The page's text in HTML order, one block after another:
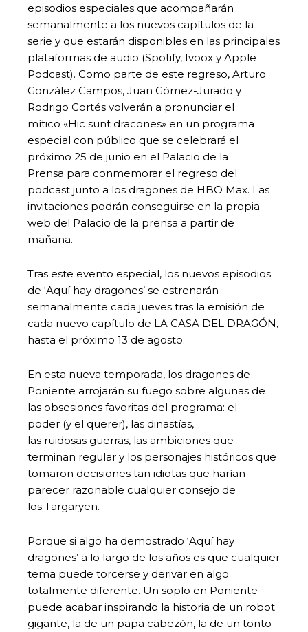
episodios especiales que acompañarán
semanalmente a los nuevos capítulos de la
serie y que estarán disponibles en las principales
plataformas de audio (Spotify, Ivoox y Apple
Podcast). Como parte de este regreso, Arturo
González Campos, Juan Gómez-Jurado y
Rodrigo Cortés volverán a pronunciar el
mítico «Hic sunt dracones» en un programa
especial con público que se celebrará el
próximo 25 de junio en el Palacio de la
Prensa para conmemorar el regreso del
podcast junto a los dragones de HBO Max. Las
invitaciones podrán conseguirse en la propia
web del Palacio de la prensa a partir de
mañana.
Tras este evento especial, los nuevos episodios
de ‘Aquí hay dragones’ se estrenarán
semanalmente cada jueves tras la emisión de
cada nuevo capítulo de LA CASA DEL DRAGÓN,
hasta el próximo 13 de agosto.
En esta nueva temporada, los dragones de
Poniente arrojarán su fuego sobre algunas de
las obsesiones favoritas del programa: el
poder (y el querer), las dinastías,
las ruidosas guerras, las ambiciones que
terminan regular y los personajes históricos que
tomaron decisiones tan idiotas que harían
parecer razonable cualquier consejo de
los Targaryen.
Porque si algo ha demostrado ‘Aquí hay
dragones’ a lo largo de los años es que cualquier
tema puede torcerse y derivar en algo
totalmente diferente. Un soplo en Poniente
puede acabar inspirando la historia de un robot
gigante, la de un papa cabezón, la de un tonto